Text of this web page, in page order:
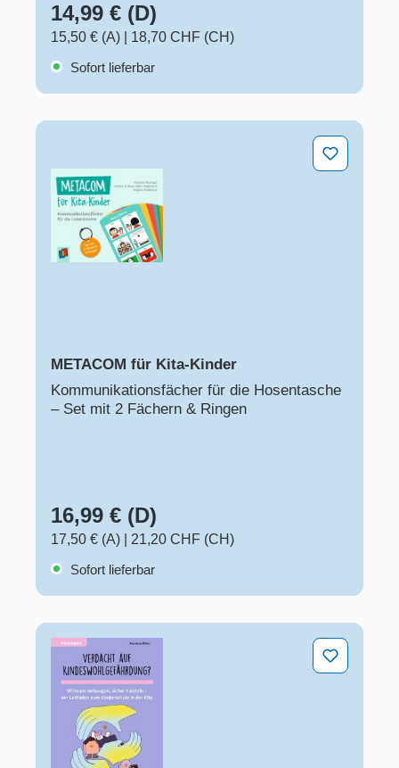
14,99 € (D)
15,50 € (A)
18,70 CHF (CH)
Sofort lieferbar
METACOM für Kita-Kinder​
Kommunikationsfächer für die Hosentasche
– Set mit 2 Fächern & Ringen
16,99 € (D)
17,50 € (A)
21,20 CHF (CH)
Sofort lieferbar
Verdacht auf Kindeswohlgefährdung?​